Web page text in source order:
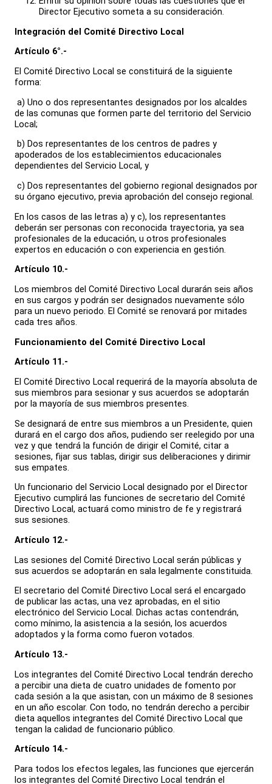
Director Ejecutivo someta a su consideración.
Integración del Comité Directivo Local
Artículo 6°.-
El Comité Directivo Local se constituirá de la siguiente
forma:
a) Uno o dos representantes designados por los alcaldes
de las comunas que formen parte del territorio del Servicio
Local;
b) Dos representantes de los centros de padres y
apoderados de los establecimientos educacionales
dependientes del Servicio Local, y
c) Dos representantes del gobierno regional designados por
su órgano ejecutivo, previa aprobación del consejo regional.
En los casos de las letras a) y c), los representantes
deberán ser personas con reconocida trayectoria, ya sea
profesionales de la educación, u otros profesionales
expertos en educación o con experiencia en gestión.
Artículo 10.-
Los miembros del Comité Directivo Local durarán seis años
en sus cargos y podrán ser designados nuevamente sólo
para un nuevo periodo. El Comité se renovará por mitades
cada tres años.
Funcionamiento del Comité Directivo Local
Artículo 11.-
El Comité Directivo Local requerirá de la mayoría absoluta de
sus miembros para sesionar y sus acuerdos se adoptarán
por la mayoría de sus miembros presentes.
Se designará de entre sus miembros a un Presidente, quien
durará en el cargo dos años, pudiendo ser reelegido por una
vez y que tendrá la función de dirigir el Comité, citar a
sesiones, fijar sus tablas, dirigir sus deliberaciones y dirimir
sus empates.
Un funcionario del Servicio Local designado por el Director
Ejecutivo cumplirá las funciones de secretario del Comité
Directivo Local, actuará como ministro de fe y registrará
sus sesiones.
Artículo 12.-
Las sesiones del Comité Directivo Local serán públicas y
sus acuerdos se adoptarán en sala legalmente constituida.
El secretario del Comité Directivo Local será el encargado
de publicar las actas, una vez aprobadas, en el sitio
electrónico del Servicio Local. Dichas actas contendrán,
como mínimo, la asistencia a la sesión, los acuerdos
adoptados y la forma como fueron votados.
Artículo 13.-
Los integrantes del Comité Directivo Local tendrán derecho
a percibir una dieta de cuatro unidades de fomento por
cada sesión a la que asistan, con un máximo de 8 sesiones
en un año escolar. Con todo, no tendrán derecho a percibir
dieta aquellos integrantes del Comité Directivo Local que
tengan la calidad de funcionario público.
Artículo 14.-
Para todos los efectos legales, las funciones que ejercerán
los integrantes del Comité Directivo Local tendrán el